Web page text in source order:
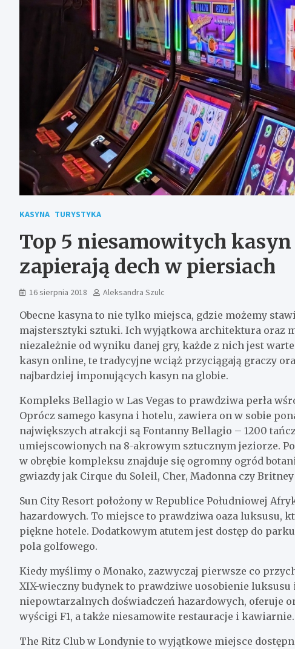
KASYNA TURYSTYKA
Top 5 niesamowitych
zapierają dech w piersiach
16 sierpnia 2018 Aleksandra Szulc
Obecne kasyna to nie tylko miejsca, gdzie możemy
majstersztyki sztuki. Ich wyjątkowa architektura oraz
niezależnie od wyniku danej gry, każde z nich jest
kasyn online, te tradycyjne wciąż przyciągają graczy
najbardziej imponujących kasyn na globie.
Kompleks Bellagio w Las Vegas to prawdziwa perła
Oprócz samego kasyna i hotelu, zawiera on w sobie
największych atrakcji są Fontanny Bellagio – 1200
umiejscowionych na 8-akrowym sztucznym jeziorze.
w obrębie kompleksu znajduje się ogromny ogród
gwiazdy jak Cirque du Soleil, Cher, Madonna czy Britney
Sun City Resort położony w Republice Południowej
hazardowych. To miejsce to prawdziwa oaza luksusu,
piękne hotele. Dodatkowym atutem jest dostęp do
pola golfowego.
Kiedy myślimy o Monako, zazwyczaj pierwsze co
XIX-wieczny budynek to prawdziwe uosobienie
niepowtarzalnych doświadczeń hazardowych, oferuje
wyścigi F1, a także niesamowite restauracje i kawiarnie.
The Ritz Club w Londynie to wyjątkowe miejsce